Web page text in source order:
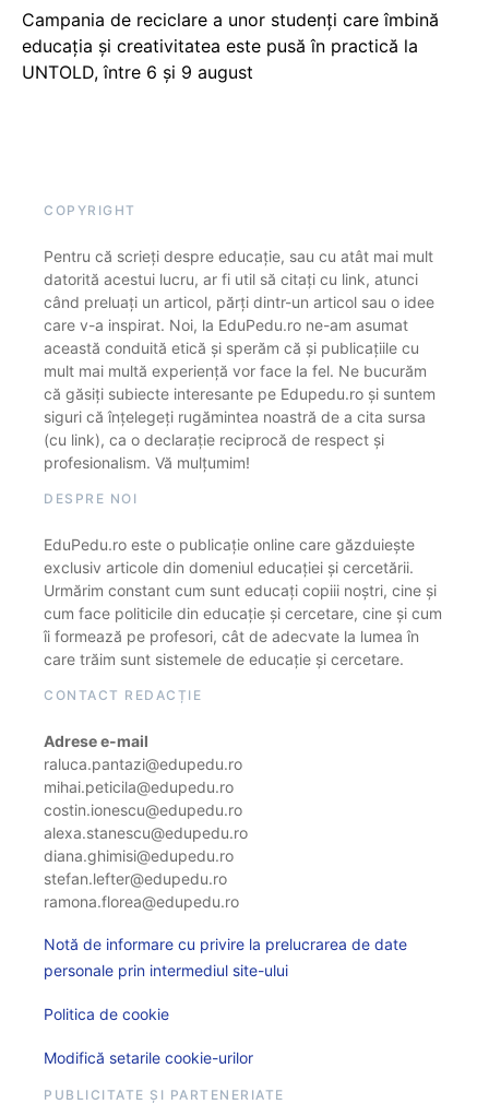
Campania de reciclare a unor studenți care îmbină
educația și creativitatea este pusă în practică la
UNTOLD, între 6 și 9 august
COPYRIGHT
Pentru că scrieți despre educație, sau cu atât mai mult
datorită acestui lucru, ar fi util să citați cu link, atunci
când preluați un articol, părți dintr-un articol sau o idee
care v-a inspirat. Noi, la EduPedu.ro ne-am asumat
această conduită etică și sperăm că și publicațiile cu
mult mai multă experiență vor face la fel. Ne bucurăm
că găsiți subiecte interesante pe Edupedu.ro și suntem
siguri că înțelegeți rugămintea noastră de a cita sursa
(cu link), ca o declarație reciprocă de respect și
profesionalism. Vă mulțumim!
DESPRE NOI
EduPedu.ro este o publicație online care găzduiește
exclusiv articole din domeniul educației și cercetării.
Urmărim constant cum sunt educați copiii noștri, cine și
cum face politicile din educație și cercetare, cine și cum
îi formează pe profesori, cât de adecvate la lumea în
care trăim sunt sistemele de educație și cercetare.
CONTACT REDACȚIE
Adrese e-mail
raluca.pantazi@edupedu.ro
mihai.peticila@edupedu.ro
costin.ionescu@edupedu.ro
alexa.stanescu@edupedu.ro
diana.ghimisi@edupedu.ro
stefan.lefter@edupedu.ro
ramona.florea@edupedu.ro
Notă de informare cu privire la prelucrarea de date
personale prin intermediul site-ului
Politica de cookie
Modifică setarile cookie-urilor
PUBLICITATE ȘI PARTENERIATE